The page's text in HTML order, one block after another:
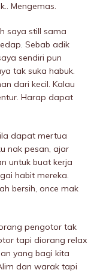
Mengemas.
saya still sama
Sebab adik
sendiri pun
tak suka habuk.
dari kecil. Kalau
Harap dapat
dapat mertua
nak pesan, ajar
untuk buat kerja
habit mereka.
bersih, once mak
pengotor tak
tapi diorang relax
yang bagi kita
dan warak tapi